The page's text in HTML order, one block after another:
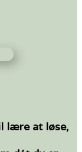
lære at løse,